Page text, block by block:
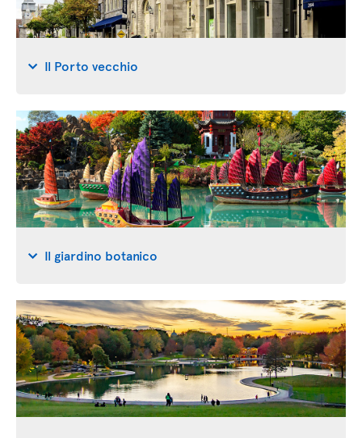
Il Porto vecchio
Il giardino botanico